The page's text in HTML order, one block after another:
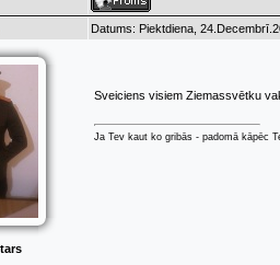
Datums: Piektdiena,
Sveiciens visiem Ziemassvētku
Ja Tev kaut ko gribās - padomā kāpēc